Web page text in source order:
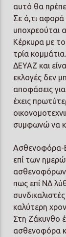
αυτό θα
Σε ό,τι
υποχρεούται
Κέρκυρα με
τρία
ΔΕΥΑΖ και
εκλογές δεν
αποφάσεις
έχεις
συμφωνώ να
Ασθενοφόρα-
επί των
ασθενοφόρων,
πως επί ΝΔ
καλύτερη
Στη Ζάκυνθο
ασθενοφόρα